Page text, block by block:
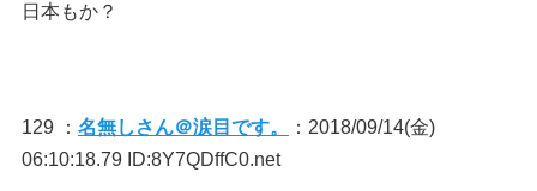
日本もか？
129 ： 名無しさん＠涙目です。
：2018/09/14(金)
06:10:18.79 ID:8Y7QDffC0.net